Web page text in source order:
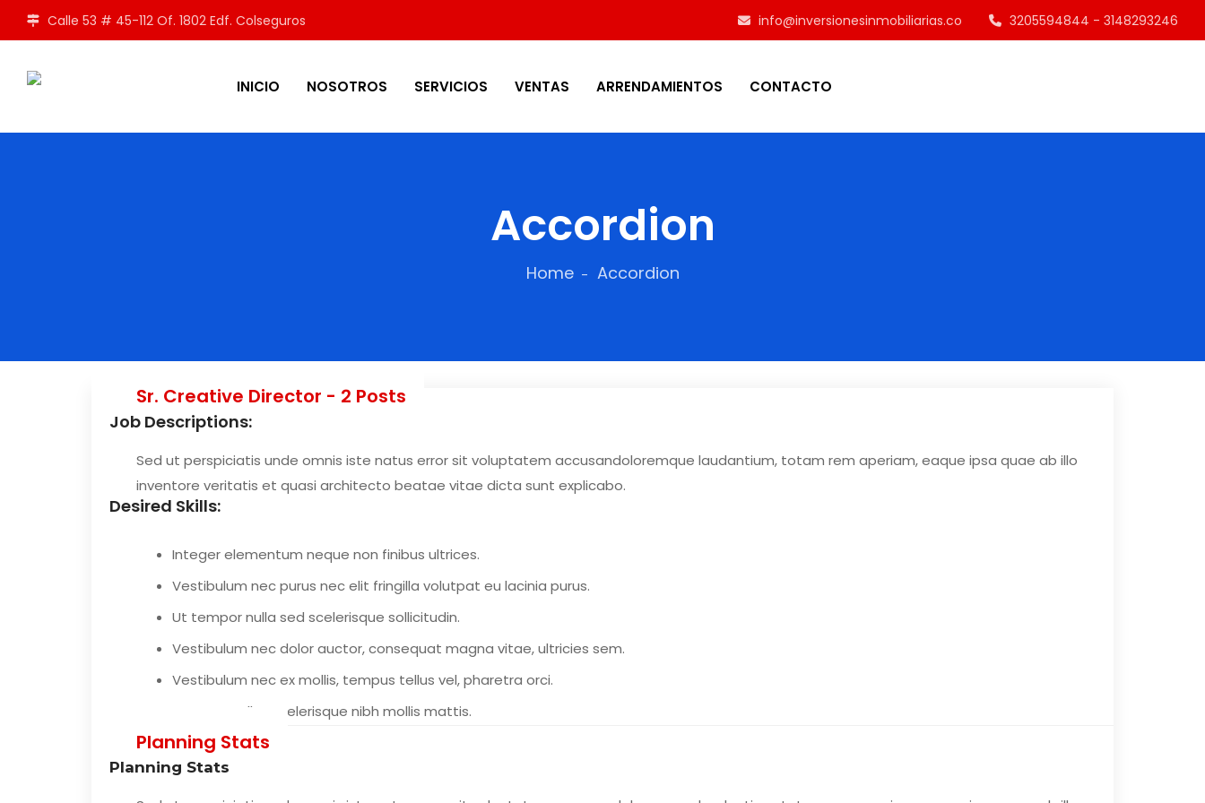
Calle 53 # 45-112 Of. 1802 Edf. Colseguros 3205594844 - 3148293246
info@inversionesinmobiliarias.co
INICIO NOSOTROS SERVICIOS VENTAS ARRENDAMIENTOS CONTACTO
Accordion
Home Accordion
Sr. Creative Director - 2 Posts
Job Descriptions:
Sed ut perspiciatis unde omnis iste natus error sit voluptatem accusandoloremque laudantium, totam rem aperiam, eaque ipsa quae ab illo
inventore veritatis et quasi architecto beatae vitae dicta sunt explicabo.
Desired Skills:
Integer elementum neque non finibus ultrices.
Vestibulum nec purus nec elit fringilla volutpat eu lacinia purus.
Ut tempor nulla sed scelerisque sollicitudin.
Vestibulum nec dolor auctor, consequat magna vitae, ultricies sem.
Vestibulum nec ex mollis, tempus tellus vel, pharetra orci.
Fusce ut tellus scelerisque nibh mollis mattis.
Planning Stats
Planning Stats